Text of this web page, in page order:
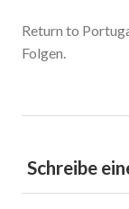
Return to
Folgen.
Schreibe